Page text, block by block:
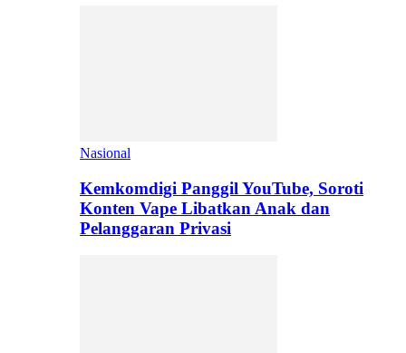
Nasional
Kemkomdigi Panggil YouTube, Soroti
Konten Vape Libatkan Anak dan
Pelanggaran Privasi